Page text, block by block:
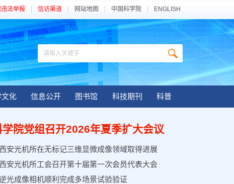
法举报 信访渠道 网站地图 中国科学院 ENGLISH
化 信息公开 图书馆 科技期刊 科普
学院党组召开2026年夏季扩大会议
安光机所在无标记三维显微成像领域取得进展
安光机所工会召开第十届第一次会员代表大会
光成像相机顺利完成多场景试验验证